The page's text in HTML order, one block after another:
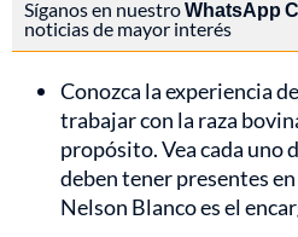
Síganos en nuestroWhatsApp
noticias de mayor interés
Conozca la experiencia
trabajar con la raza
propósito. Vea cada uno
deben tener presentes
Nelson Blanco es el